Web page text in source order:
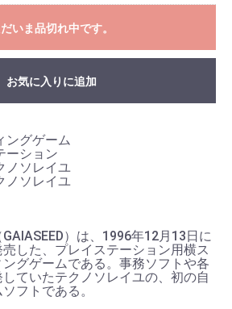
いま品切れ中です。
続ける カートへ進む
お気に入りに追加
ングゲーム
ーション
ノソレイユ
ノソレイユ
GAIASEED）は、1996年12月13日に
した、プレイステーション用横ス
グゲームである。事務ソフトや各
ていたテクノソレイユの、初の自
フトである。